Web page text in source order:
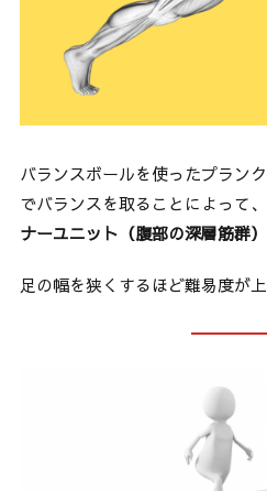
バランスボールを使ったプラン
でバランスを取ることによって、
ナーユニット（腹部の深層筋群）
足の幅を狭くするほど難易度が上